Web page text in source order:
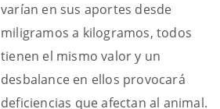
varían en sus aportes desde
miligramos a kilogramos, todos
tienen el mismo valor y un
desbalance en ellos provocará
deficiencias que afectan al animal.